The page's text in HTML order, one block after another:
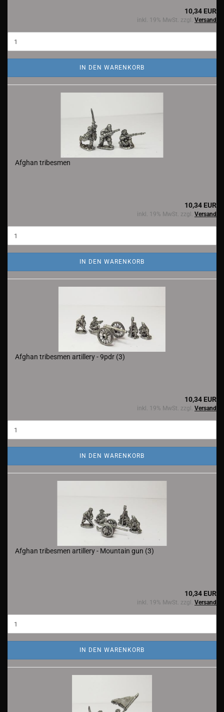
10,34 EUR
inkl. 19% MwSt. zzgl. Versand
IN DEN WARENKORB
Afghan tribesmen
10,34 EUR
inkl. 19% MwSt. zzgl. Versand
IN DEN WARENKORB
Afghan tribesmen artillery - 9pdr (3)
10,34 EUR
inkl. 19% MwSt. zzgl. Versand
IN DEN WARENKORB
Afghan tribesmen artillery - Mountain gun (3)
10,34 EUR
inkl. 19% MwSt. zzgl. Versand
IN DEN WARENKORB